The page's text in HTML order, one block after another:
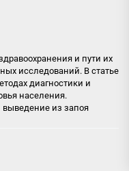
и пути их
исследований. В статье
диагностики и
населения.
выведение из запоя